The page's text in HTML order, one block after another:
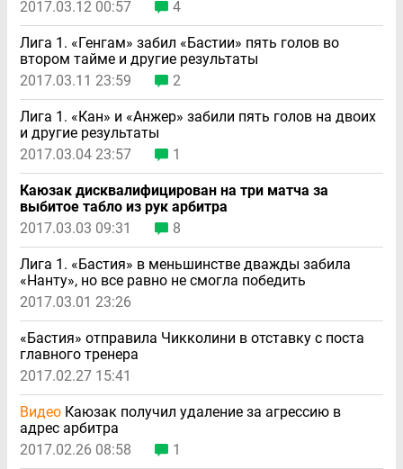
2017.03.12 00:57 4
Лига 1. «Генгам» забил «Бастии» пять голов во
втором тайме и другие результаты
2017.03.11 23:59
2
Лига 1. «Кан» и «Анжер» забили пять голов на двоих
и другие результаты
2017.03.04 23:57
1
Каюзак дисквалифицирован на три матча за
выбитое табло из рук арбитра
2017.03.03 09:31
8
Лига 1. «Бастия» в меньшинстве дважды забила
«Нанту», но все равно не смогла победить
2017.03.01 23:26
«Бастия» отправила Чикколини в отставку с поста
главного тренера
2017.02.27 15:41
Видео Каюзак получил удаление за агрессию в
адрес арбитра
2017.02.26 08:58
1